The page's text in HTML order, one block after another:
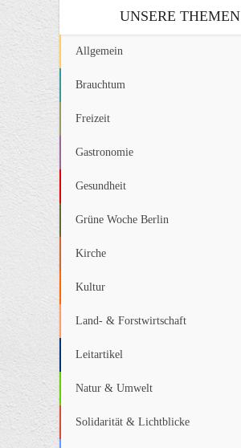
UNSERE THEMEN
Allgemein
Brauchtum
Freizeit
Gastronomie
Gesundheit
Grüne Woche Berlin
Kirche
Kultur
Land- & Forstwirtschaft
Leitartikel
Natur & Umwelt
Solidarität & Lichtblicke